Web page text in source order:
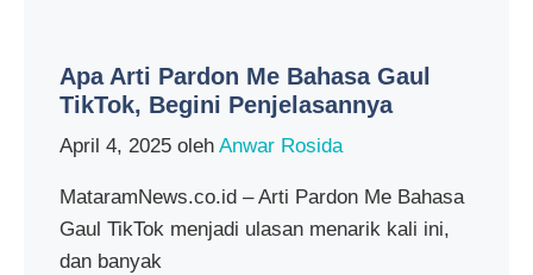
Apa Arti Pardon Me Bahasa Gaul
TikTok, Begini Penjelasannya
April 4, 2025 oleh Anwar Rosida
MataramNews.co.id – Arti Pardon Me Bahasa
Gaul TikTok menjadi ulasan menarik kali ini,
dan banyak